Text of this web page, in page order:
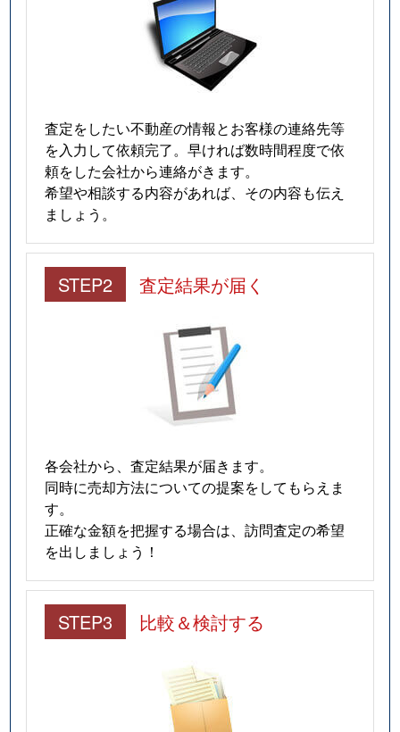
査定をしたい不動産の情報とお客様の連絡先等
を入力して依頼完了。早ければ数時間程度で依
頼をした会社から連絡がきます。
希望や相談する内容があれば、その内容も伝え
ましょう。
STEP2 査定結果が届く
各会社から、査定結果が届きます。
同時に売却方法についての提案をしてもらえま
す。
正確な金額を把握する場合は、訪問査定の希望
を出しましょう！
STEP3 比較＆検討する